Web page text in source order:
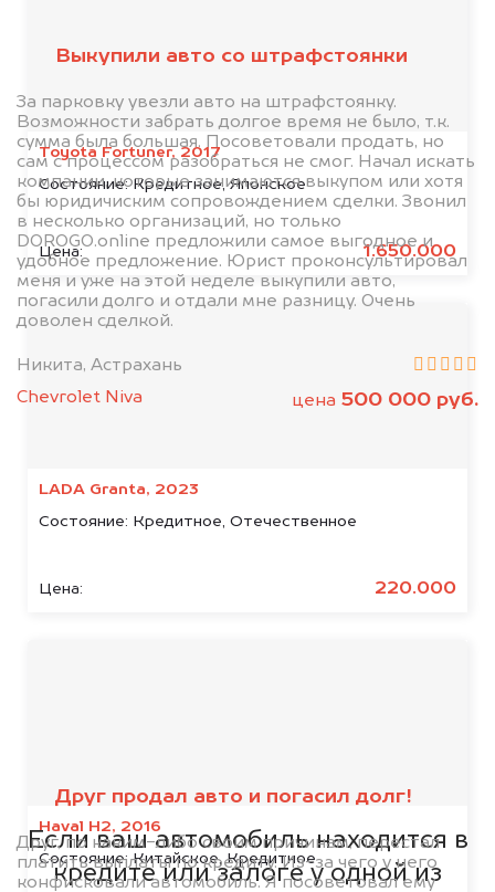
Toyota Fortuner, 2017
Состояние: Кредитное, Японское
Цена: 1.650.000
LADA Granta, 2023
Состояние: Кредитное, Отечественное
Цена: 220.000
Haval H2, 2016
Состояние:Китайское, Кредитное
Выкупили авто со штрафстоянки
За парковку увезли авто на штрафстоянку.
Возможности забрать долгое время не было, т.к.
сумма была большая. Посоветовали продать, но
сам с процессом разобраться не смог. Начал искать
компании, которые занимаются выкупом или хотя
бы юридичиским сопровождением сделки. Звонил
в несколько организаций, но только
DOROGO.online предложили самое выгодное и
удобное предложение. Юрист проконсультировал
меня и уже на этой неделе выкупили авто,
погасили долго и отдали мне разницу. Очень
доволен сделкой.
Никита, Астрахань
Chevrolet Niva
цена 500 000 руб.
Друг продал авто и погасил долг!
Друг, по каким-либо своим причинам, перестал
платить выплаты по кредиту. Из-за чего у него
конфисковали автомобиль. Я посоветовал ему
банками
Если ваш автомобиль находится в
кредите или залоге у одной из